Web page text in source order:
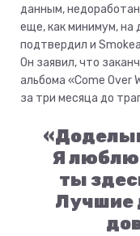
данным,
еще, как минимум, на
подтвердил и
Он заявил, что
альбома «Come Over
за три месяца до
Я люблю
ты
Лучшие